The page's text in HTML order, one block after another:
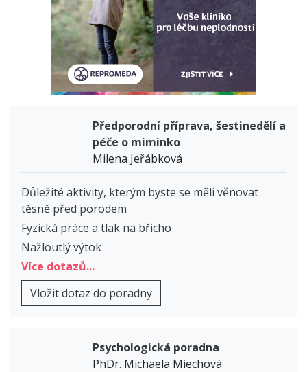
Předporodní příprava, šestinedělí a
péče o miminko
Milena Jeřábková
Důležité aktivity, kterým byste se měli věnovat
těsně před porodem
Fyzická práce a tlak na břicho
Nažloutlý výtok
Více dotazů...
Vložit dotaz do poradny
Psychologická poradna
PhDr. Michaela Miechová